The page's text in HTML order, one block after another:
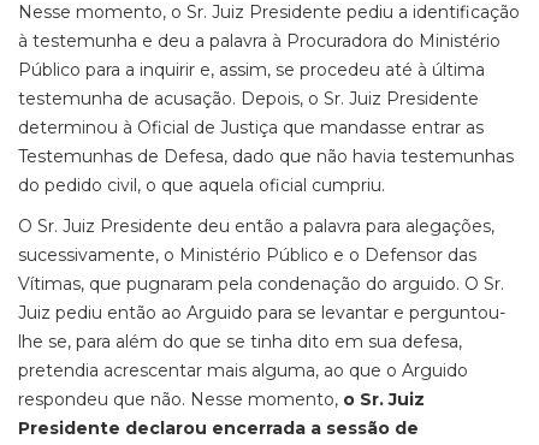
Nesse momento, o Sr. Juiz Presidente pediu a identificação
à testemunha e deu a palavra à Procuradora do Ministério
Público para a inquirir e, assim, se procedeu até à última
testemunha de acusação. Depois, o Sr. Juiz Presidente
determinou à Oficial de Justiça que mandasse entrar as
Testemunhas de Defesa, dado que não havia testemunhas
do pedido civil, o que aquela oficial cumpriu.
O Sr. Juiz Presidente deu então a palavra para alegações,
sucessivamente, o Ministério Público e o Defensor das
Vítimas, que pugnaram pela condenação do arguido. O Sr.
Juiz pediu então ao Arguido para se levantar e perguntou-
lhe se, para além do que se tinha dito em sua defesa,
pretendia acrescentar mais alguma, ao que o Arguido
respondeu que não. Nesse momento, o Sr. Juiz
Presidente declarou encerrada a sessão de